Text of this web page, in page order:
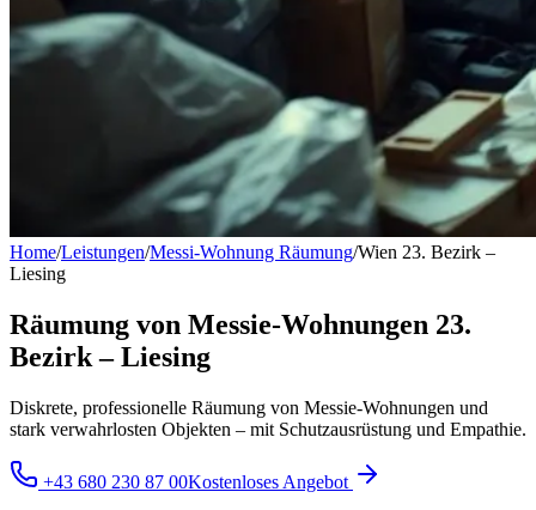
Home/Leistungen/Messi-Wohnung Räumung/Wien 23. Bezirk –
Liesing
Räumung von Messie-Wohnungen 23.
Bezirk – Liesing
Diskrete, professionelle Räumung von Messie-Wohnungen und
stark verwahrlosten Objekten – mit Schutzausrüstung und Empathie.
+43 680 230 87 00Kostenloses Angebot